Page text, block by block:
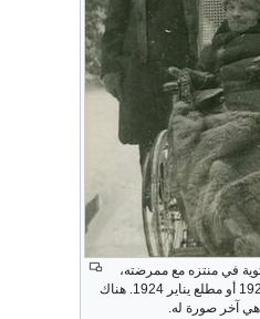
في منتزه مع ممرضته،
گوركي، ديسمبر 1923 أو مطلع يناير 1924. هناك
آخر صورة له.